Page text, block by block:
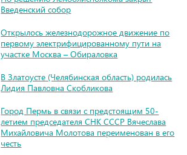
Введенский собор
Открылось железнодорожное движение по
первому электрифицированному пути на
участке Москва – Обираловка
В Златоусте (Челябинская область) родилась
Лидия Павловна Скобликова
Город Пермь в связи с предстоящим 50-
летием председателя СНК СССР Вячеслава
Михайловича Молотова переименован в его
честь